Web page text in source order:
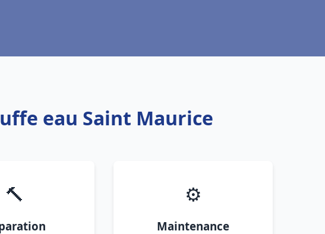
eau Saint Maurice
🔨 ⚙️
Maintenance